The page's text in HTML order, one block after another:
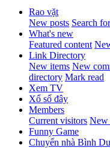
Rao vặt
New posts Search
What's new
Featured content
Link Directory
New items New
directory Mark read
Xem TV
Xổ số đây
Members
Current visitors New
Funny Game
Chuyển nhà Bình